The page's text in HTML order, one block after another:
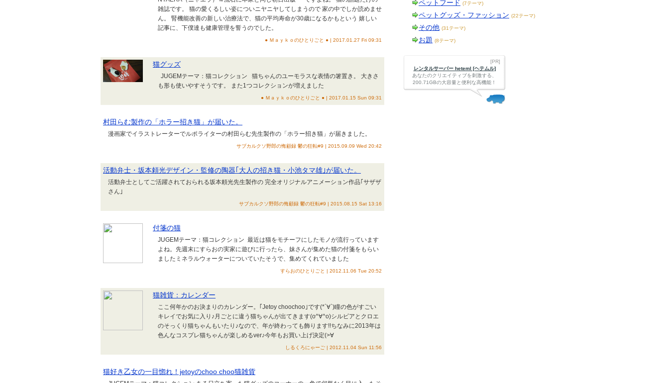
雑誌です。 猫の愛くるしい姿についニヤニヤしてしまうので 家の中でしか読めませ
ん。 腎機能改善の新しい治療法で、猫の平均寿命が30歳になるかもという 嬉しい
記事に、下僕達も健康管理を誓うのでした。
● Ｍａｙｋｏのひとりごと ● | 2017.01.27 Fri 09:31
猫グッズ
JUGEMテーマ：猫コレクション 猫ちゃんのユーモラスな表情の箸置き。 大きさ
も形も使いやすそうです。 また1つコレクションが増えました
● Ｍａｙｋｏのひとりごと ● | 2017.01.15 Sun 09:31
村田らむ製作の「ホラー招き猫」が届いた。
漫画家でイラストレーターでルポライターの村田らむ先生製作の「ホラー招き猫」が届きました。
サブカルクソ野郎の悔顧録 鬱の狂転#9 | 2015.09.09 Wed 20:42
活動弁士・坂本頼光デザイン・監修の陶器｢大人の招き猫・小池タマ雄｣が届いた。
活動弁士としてご活躍されておられる坂本頼光先生製作の 完全オリジナルアニメーション作品｢サザザ
さん｣
サブカルクソ野郎の悔顧録 鬱の狂転#9 | 2015.08.15 Sat 13:16
付箋の猫
JUGEMテーマ：猫コレクション 最近は猫をモチーフにしたモノが流行っています
よね。先週末にすらおの実家に遊びに行ったら、妹さんが集めた猫の付箋をもらい
ましたミネラルウォーターについていたそうで、集めてくれていました
すらおのひとりごと | 2012.11.06 Tue 20:52
猫雑貨：カレンダー
ここ何年かのお決まりのカレンダー。｢Jetoy choochoo｣です(*´∀`)瞳の色がすごい
キレイでお気に入り♪月ごとに違う猫ちゃんが出てきます(o^∀^o)シルビアとクロエ
のそっくり猫ちゃんもいたり♪なので、年が終わっても飾ります!!ちなみに2013年は
色んなコスプレ猫ちゃんが楽しめるver♪今年もお買い上げ決定(>∀
しるくろにゃーご | 2012.11.04 Sun 11:56
猫好き乙女の一目惚れ！jetoyのchoo choo猫雑貨
ペットフード (7テーマ)
ペットグッズ・ファッション (22テーマ)
その他 (31テーマ)
お題 (8テーマ)
[PR]
レンタルサーバー heteml [ヘテムル]
あなたのクリエイティブを刺激する、
200.71GBの大容量と便利な高機能！